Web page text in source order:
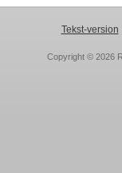
Tekst-version
Copyright © 2026